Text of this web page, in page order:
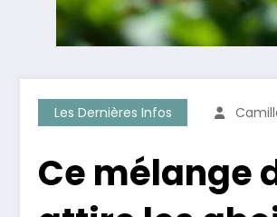
Les Dernières Infos
Ce mélange